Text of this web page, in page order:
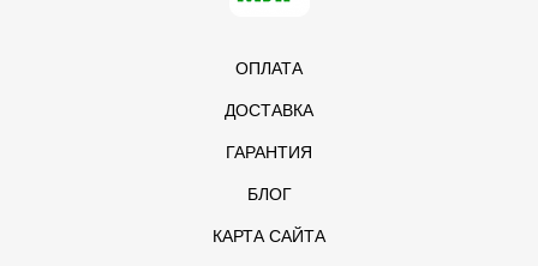
ОПЛАТА
ДОСТАВКА
ГАРАНТИЯ
БЛОГ
КАРТА САЙТА